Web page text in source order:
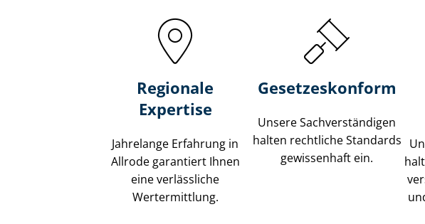
Regionale
Expertise
Jahrelange Erfahrung in
Allrode garantiert Ihnen
eine verlässliche
Wertermittlung.
Gesetzes­konform
Unsere Sach­ver­stän­di­gen
halten rechtliche Standards
gewissenhaft ein.